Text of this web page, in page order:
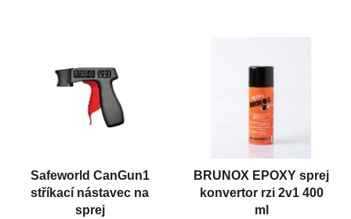
Safeworld CanGun1
stříkací nástavec na
sprej
BRUNOX EPOXY sprej
konvertor rzi 2v1 400
ml